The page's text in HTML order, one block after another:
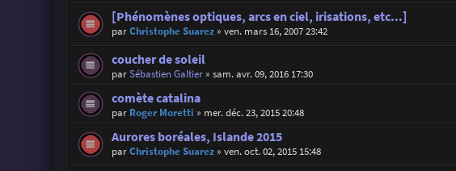
[Phénomènes optiques, arcs en ciel, irisations, etc...]
parChristophe Suarez» ven. mars 16, 2007 23:42
coucher de soleil
parSébastien Galtier» sam. avr. 09, 2016 17:30
comète catalina
par Roger Moretti » mer. déc. 23, 2015 20:48
Aurores boréales, Islande 2015
parChristophe Suarez» ven. oct. 02, 2015 15:48